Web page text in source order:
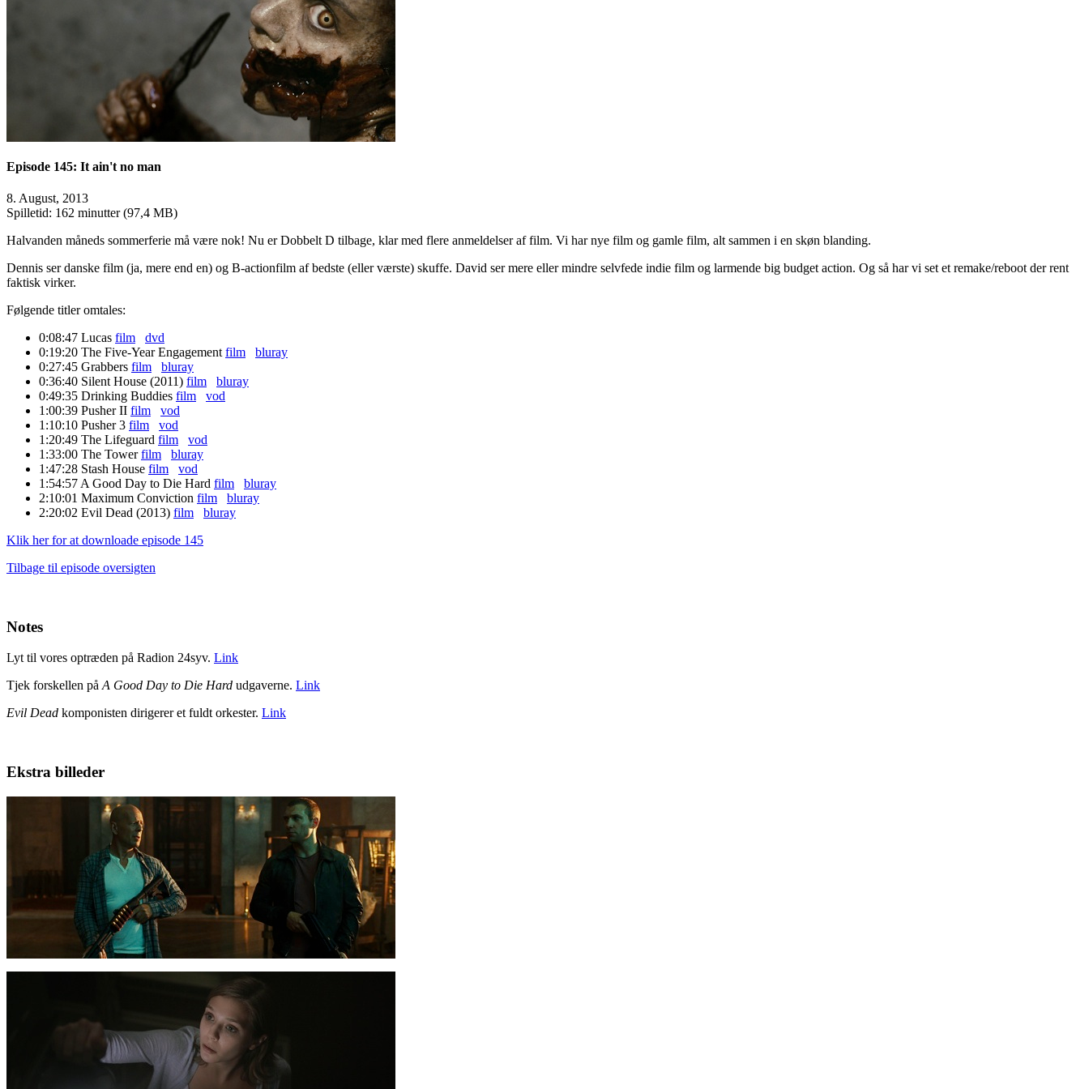
Episode 145: It ain't no man
8. August, 2013
Spilletid: 162 minutter (97,4 MB)
Halvanden måneds sommerferie må være nok! Nu er Dobbelt D tilbage, klar med flere anmeldelser af film. Vi har nye film og gamle film, alt sammen i en skøn blanding.
Dennis ser danske film (ja, mere end en) og B-actionfilm af bedste (eller værste) skuffe. David ser mere eller mindre selvfede indie film og larmende big budget action. Og så har vi set et remake/reboot der rent
faktisk virker.
Følgende titler omtales:
0:08:47 Lucas film
dvd
0:19:20 The Five-Year Engagement film
bluray
0:27:45 Grabbers film
bluray
0:36:40 Silent House (2011) film
bluray
0:49:35 Drinking Buddies film
vod
1:00:39 Pusher II film
vod
1:10:10 Pusher 3 film
vod
1:20:49 The Lifeguard film
vod
1:33:00 The Towerfilm
bluray
1:47:28 Stash House film
vod
1:54:57 A Good Day to Die Hard film
bluray
2:10:01 Maximum Conviction film
bluray
2:20:02 Evil Dead (2013) film
bluray
Klik her for at downloade episode 145
Tilbage til episode oversigten
Notes
Lyt til vores optræden på Radion 24syv. Link
Tjek forskellen på A Good Day to Die Hard udgaverne. Link
Evil Dead komponisten dirigerer et fuldt orkester. Link
Ekstra billeder